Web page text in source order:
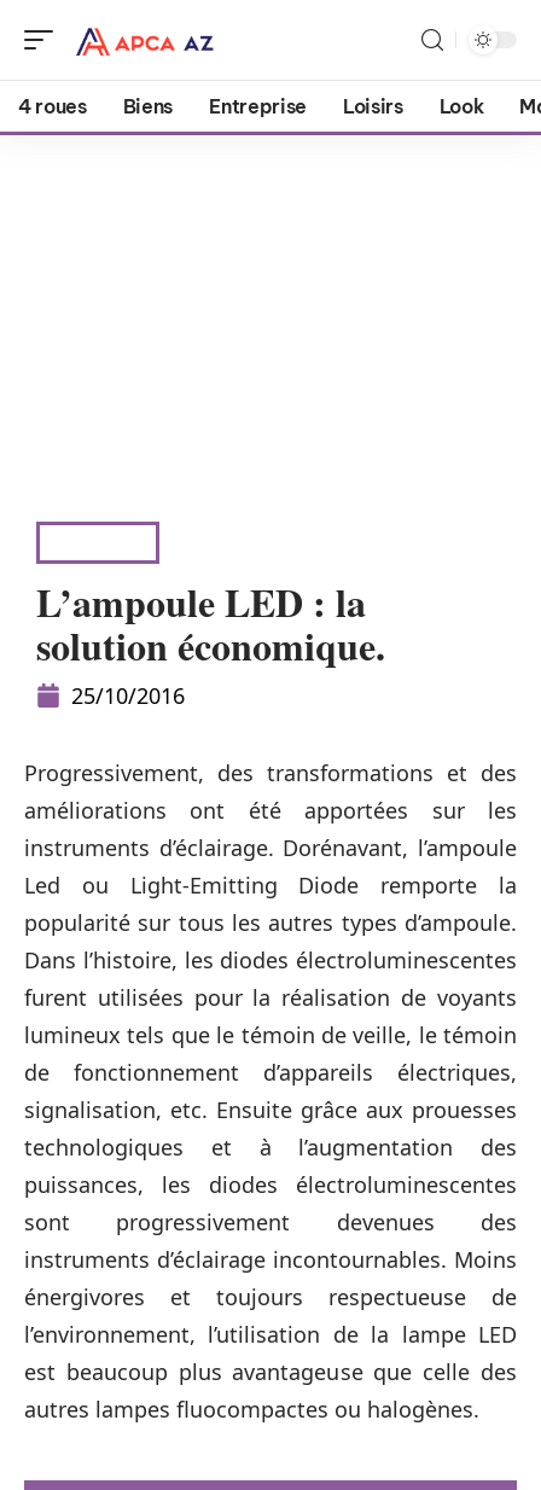
4 roues Biens Entreprise Loisirs Look
L’ampoule LED : la
solution économique.
25/10/2016
Progressivement, des transformations et des
améliorations ont été apportées sur les
instruments d’éclairage. Dorénavant, l’ampoule
Led ou Light-Emitting Diode remporte la
popularité sur tous les autres types d’ampoule.
Dans l’histoire, les diodes électroluminescentes
furent utilisées pour la réalisation de voyants
lumineux tels que le témoin de veille, le témoin
de fonctionnement d’appareils électriques,
signalisation, etc. Ensuite grâce aux prouesses
technologiques et à l’augmentation des
puissances, les diodes électroluminescentes
sont progressivement devenues des
instruments d’éclairage incontournables. Moins
énergivores et toujours respectueuse de
l’environnement, l’utilisation de la lampe LED
est beaucoup plus avantageuse que celle des
autres lampes fluocompactes ou halogènes.